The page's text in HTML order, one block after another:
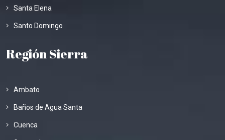
Santa Elena
Santo Domingo
Región Sierra
Ambato
Baños de Agua Santa
Cuenca